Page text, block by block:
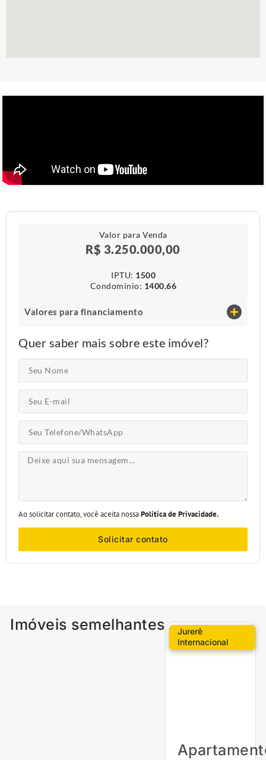
Valor para Venda
R$ 3.250.000,00
IPTU​: 1500
Condomínio​: 1400.66
Valores para financiamento
Quer saber mais sobre este imóvel?
Ao solicitar contato, você aceita nossaPolítica de Privacidade.
Solicitar contato
Imóveis semelhantes
Jurerê
Internacional